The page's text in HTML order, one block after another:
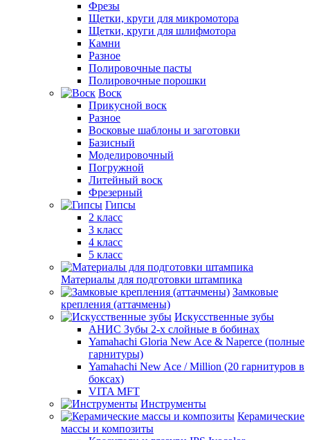
Фрезы
Щетки, круги для микромотора
Щетки, круги для шлифмотора
Камни
Разное
Полировочные пасты
Полировочные порошки
Воск
Прикусной воск
Разное
Восковые шаблоны и заготовки
Базисный
Моделировочный
Погружной
Литейный воск
Фрезерный
Гипсы
2 класс
3 класс
4 класс
5 класс
Материалы для подготовки штампика
Замковые
крепления (аттачмены)
Искусственные зубы
АНИС Зубы 2-х слойные в бобинах
Yamahachi Gloria New Ace & Naperce (полные
гарнитуры)
Yamahachi New Ace / Million (20 гарнитуров в
боксах)
VITA MFT
Инструменты
Керамические
массы и композиты